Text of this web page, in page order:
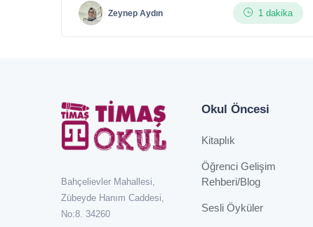
Zeynep Aydın 1 dakika
Bahçelievler Mahallesi,
Zübeyde Hanım Caddesi,
No:8. 34260
Okul Öncesi
Kitaplık
Öğrenci Gelişim
Rehberi/Blog
Sesli Öyküler